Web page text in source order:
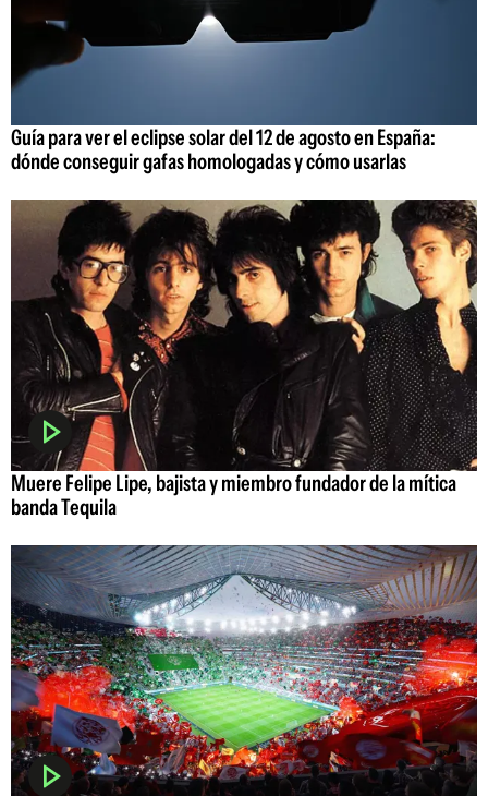
Guía para ver el eclipse solar del 12 de agosto en España:
dónde conseguir gafas homologadas y cómo usarlas
Muere Felipe Lipe, bajista y miembro fundador de la mítica
banda Tequila